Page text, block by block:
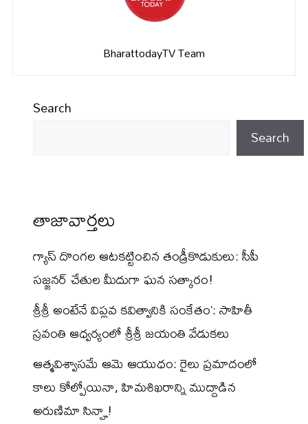
BharattodayTV Team
Search
Search
తాజావార్తలు
గ్యాస్ దొంగల ఆటకట్టించిన తండ్రీకొడుకులు: సీపీ
సజ్జనర్ చేతుల మీదుగా ఘన సత్కారం!
శ్రీశ్రీ అంటేనే విప్లవ కవిత్వానికి సంకేతం’: సాహితీ
స్రవంతి ఆధ్వర్యంలో శ్రీశ్రీ జయంతి వేడుకలు
ఆత్మవిశ్వాసమే ఆమె ఆయుధం: రైలు ప్రమాదంలో
కాలు కోల్పోయినా, హిమశిఖరాన్ని ముద్దాడిన
అరుణిమా సిన్హా!